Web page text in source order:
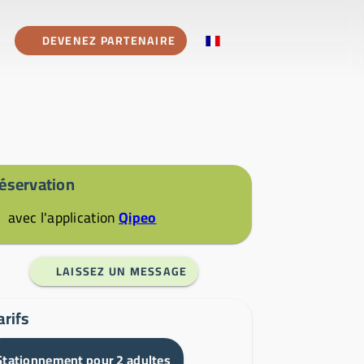
DEVENEZ PARTENAIRE
avec l'applicationQipeo
LAISSEZ UN MESSAGE